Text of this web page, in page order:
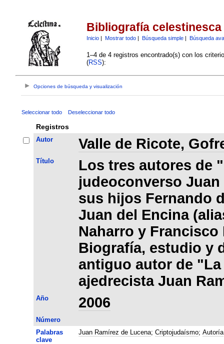
Bibliografía celestinesca
Inicio| Mostrar todo| Búsqueda simple| Búsqueda
1–4 de 4 registros encontrado(s) con los
(RSS):
Opciones de búsqueda y visualización
Seleccionar todo Deseleccionar todo
Registros
Autor Valle de Ricote,
Título
Los tres autores de
judeoconverso Juan
sus hijos Fernando
Juan del Encina
Naharro y Francisco
Biografía, estudio y
antiguo autor de
ajedrecista Juan
Año 2006
Número
Palabras
clave
Juan Ramírez de Lucena; Criptojudaísmo; Autoría